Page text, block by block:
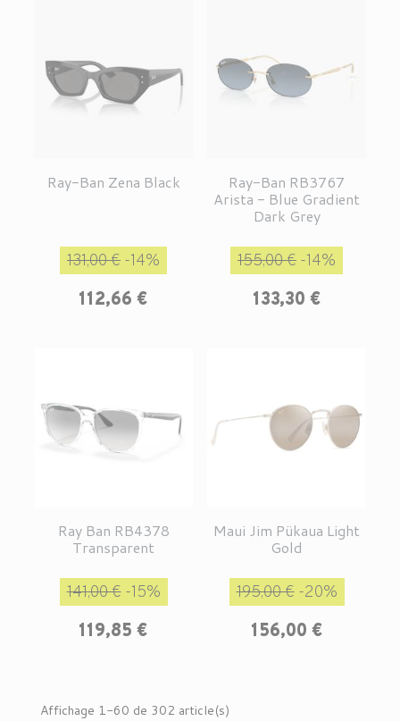
Ray-Ban Zena Black
Prix de base
131,00 € -14%
112,66 €
Ray-Ban RB3767
Arista - Blue Gradient
Dark Grey
Prix de base
155,00 € -14%
133,30 €
Ray Ban RB4378
Transparent
Prix de base
141,00 €-15%
119,85 €
Maui Jim Pükaua Light
Gold
Prix de base
195,00 €-20%
156,00 €
Affichage 1-60 de 302 article(s)